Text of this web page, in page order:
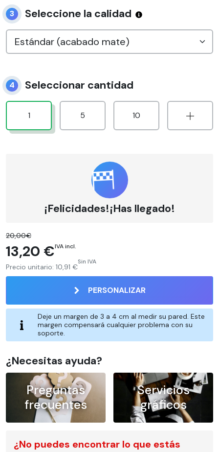
3 Seleccione la calidad
4 Seleccionar cantidad
1 5 10
¡Felicidades!¡Has llegado!
20,00€
13,20 €IVA incl.
Precio unitario: 10,91 €
Sin IVA
PERSONALIZAR
Deje un margen de 3 a 4 cm al medir su pared. Este
margen compensará cualquier problema con su
soporte.
¿Necesitas ayuda?
Preguntas
frecuentes
Servicios
gráficos
¿No puedes encontrar lo que estás